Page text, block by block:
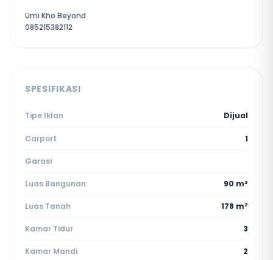
Umi Kho Beyond
085215382112
SPESIFIKASI
Tipe Iklan Dijual
Carport 1
Garasi
Luas Bangunan 90 m²
Luas Tanah 178 m²
Kamar Tidur 3
Kamar Mandi 2